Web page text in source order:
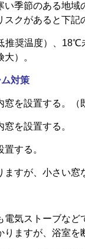
い季節のある地
クがあると下記
推奨温度）、18℃
）。
対策
窓を設置する。
窓を設置する。
する。
すが、小さい窓
電気ストーブな
りますが、浴室を